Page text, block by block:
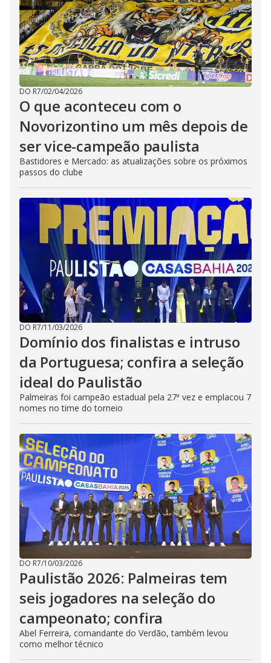
DO R7/02/04/2026
O que aconteceu com o
Novorizontino um mês depois de
ser vice-campeão paulista
Bastidores e Mercado: as atualizações sobre os próximos
passos do clube
DO R7/11/03/2026
Domínio dos finalistas e intruso
da Portuguesa; confira a seleção
ideal do Paulistão
Palmeiras foi campeão estadual pela 27ª vez e emplacou 7
nomes no time do torneio
DO R7/10/03/2026
Paulistão 2026: Palmeiras tem
seis jogadores na seleção do
campeonato; confira
Abel Ferreira, comandante do Verdão, também levou
como melhor técnico